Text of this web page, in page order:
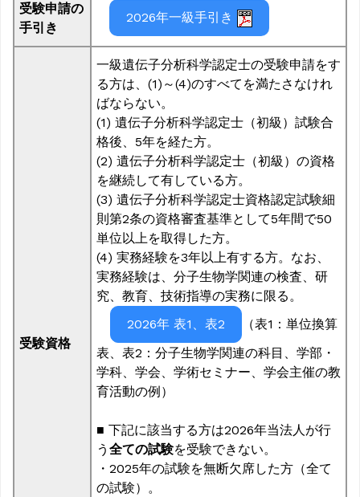
受験申請の
手引き
2026年一級手引き
受験資格
一級遺伝子分析科学認定士の受験申請をす
る方は、(1)～(4)のすべてを満たさなけれ
ばならない。
(1) 遺伝子分析科学認定士（初級）試験合
格後、5年を経た方。
(2) 遺伝子分析科学認定士（初級）の資格
を継続して有している方。
(3) 遺伝子分析科学認定士資格認定試験細
則第2条の資格審査基準として5年間で50
単位以上を取得した方。
(4) 実務経験を3年以上有する方。なお、
実務経験は、分子生物学関連の検査、研
究、教育、技術指導の実務に限る。
2026年 表1、表2
（表1：単位換算
表、表2：分子生物学関連の科目、学部・
学科、学会、学術セミナー、学会主催の教
育活動の例）
■ 下記に該当する方は2026年当法人が行
う 全ての試験を受験できない。
・2025年の試験を無断欠席した方（全て
の試験）。